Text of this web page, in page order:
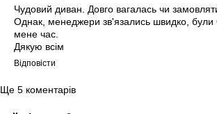
Чудовий диван. Довго вагалась чи
Однак, менеджери зв'язались швидко, були
мене час.
Дякую всім
Відповісти
Ще 5 коментарів